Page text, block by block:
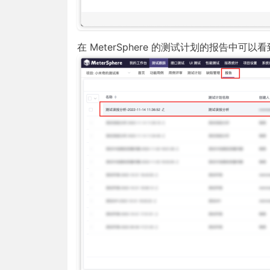
在 MeterSphere 的测试计划的报告中可以看